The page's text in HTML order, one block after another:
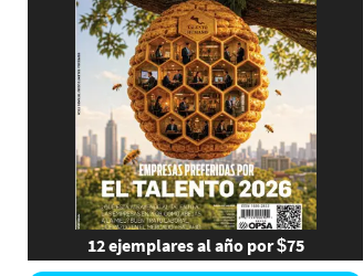
12 ejemplares al año por $75